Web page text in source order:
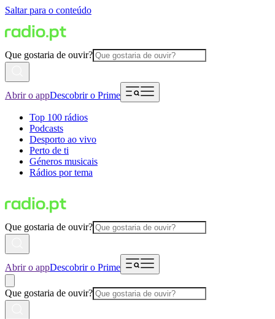
Saltar para o conteúdo
Que gostaria de ouvir?
Abrir o appDescobrir o Prime
Top 100 rádios
Podcasts
Desporto ao vivo
Perto de ti
Géneros musicais
Rádios por tema
Que gostaria de ouvir?
Abrir o appDescobrir o Prime
Que gostaria de ouvir?